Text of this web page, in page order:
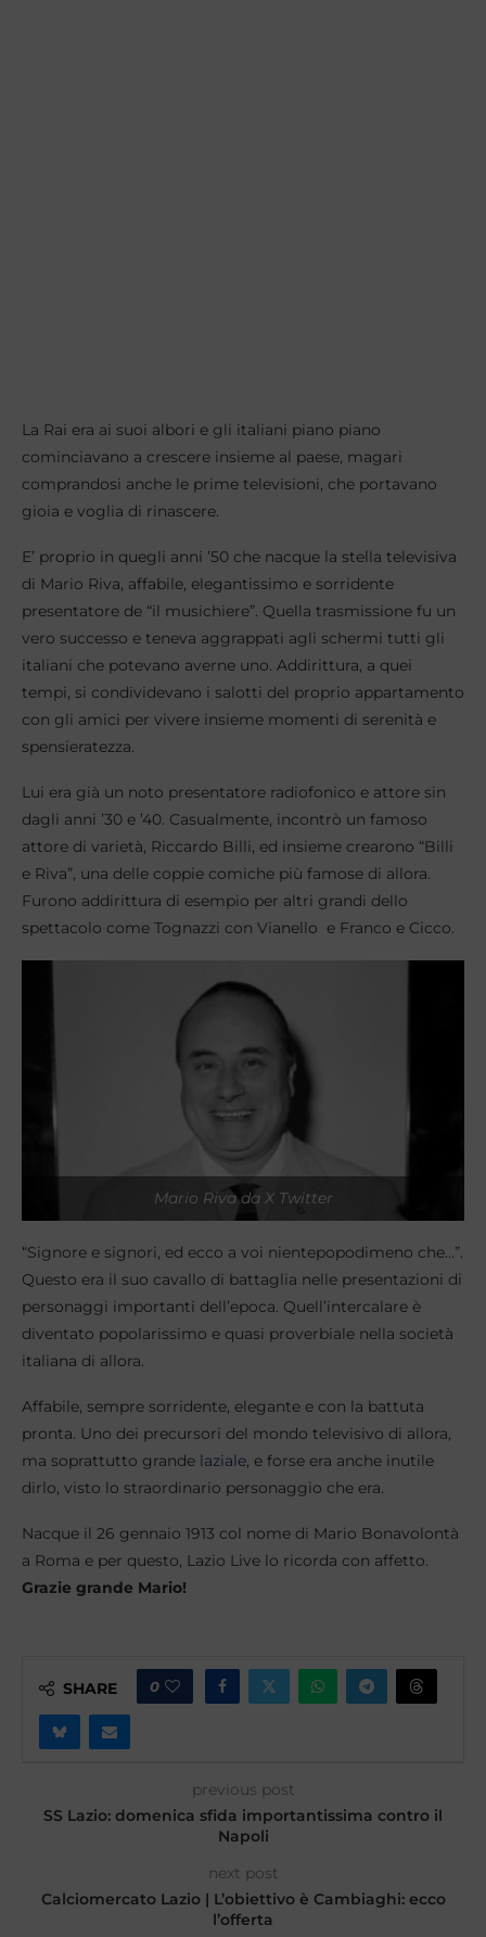
La Rai era ai suoi albori e gli italiani piano piano
cominciavano a crescere insieme al paese, magari
comprandosi anche le prime televisioni, che portavano
gioia e voglia di rinascere.
E’ proprio in quegli anni ’50 che nacque la stella televisiva
di Mario Riva, affabile, elegantissimo e sorridente
presentatore de “il musichiere”. Quella trasmissione fu un
vero successo e teneva aggrappati agli schermi tutti gli
italiani che potevano averne uno. Addirittura, a quei
tempi, si condividevano i salotti del proprio appartamento
con gli amici per vivere insieme momenti di serenità e
spensieratezza.
Lui era già un noto presentatore radiofonico e attore sin
dagli anni ’30 e ’40. Casualmente, incontrò un famoso
attore di varietà, Riccardo Billi, ed insieme crearono “Billi
e Riva”, una delle coppie comiche più famose di allora.
Furono addirittura di esempio per altri grandi dello
spettacolo come Tognazzi con Vianello e Franco e Cicco.
Mario Riva da X Twitter
“Signore e signori, ed ecco a voi nientepopodimeno che…”.
Questo era il suo cavallo di battaglia nelle presentazioni di
personaggi importanti dell’epoca. Quell’intercalare è
diventato popolarissimo e quasi proverbiale nella società
italiana di allora.
Affabile, sempre sorridente, elegante e con la battuta
pronta. Uno dei precursori del mondo televisivo di allora,
ma soprattutto grande laziale, e forse era anche inutile
dirlo, visto lo straordinario personaggio che era.
Nacque il 26 gennaio 1913 col nome di Mario Bonavolontà
a Roma e per questo, Lazio Live lo ricorda con affetto.
Grazie grande Mario!
SHARE 0
previous post
SS Lazio: domenica sfida importantissima contro il
Napoli
next post
Calciomercato Lazio | L’obiettivo è Cambiaghi: ecco
l’offerta